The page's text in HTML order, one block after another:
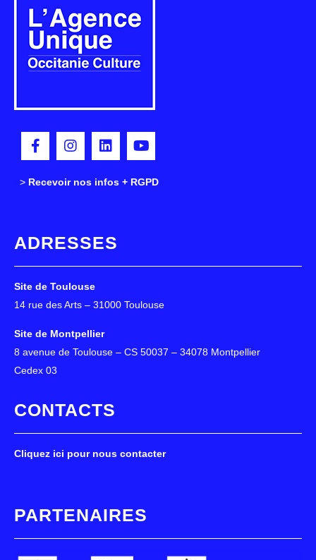
> Recevoir nos infos + RGPD
ADRESSES
Site de Toulouse
14 rue des Arts – 31000 Toulouse
Site de Montpellier
8 avenue de Toulouse – CS 50037 – 34078 Montpellier
Cedex 03
CONTACTS
Cliquez ici pour nous contacter
PARTENAIRES